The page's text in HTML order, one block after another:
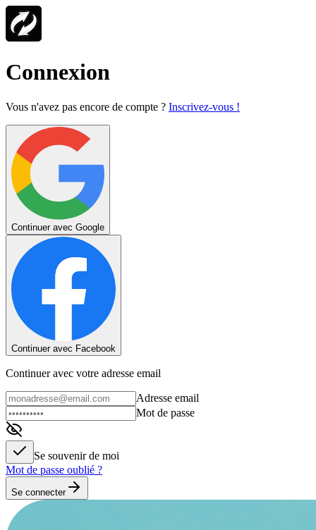
Connexion
Vous n'avez pas encore de compte ? Inscrivez-vous !
Continuer avec Google
Continuer avec Facebook
Continuer avec votre adresse email
Adresse email
Mot de passe
Se souvenir de moi
Mot de passe oublié ?
Se connecter